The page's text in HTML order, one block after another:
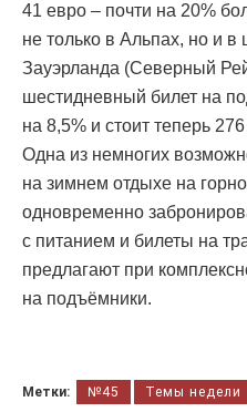
41 евро – почти на 20%
не только в Альпах, но и в
Зауэрланда (Северный
шестидневный билет на
на 8,5% и стоит теперь
Одна из немногих
на зимнем отдыхе на
одновременно
с питанием и билеты на
предлагают при
на подъёмники.
Метки: №45 Темы недели